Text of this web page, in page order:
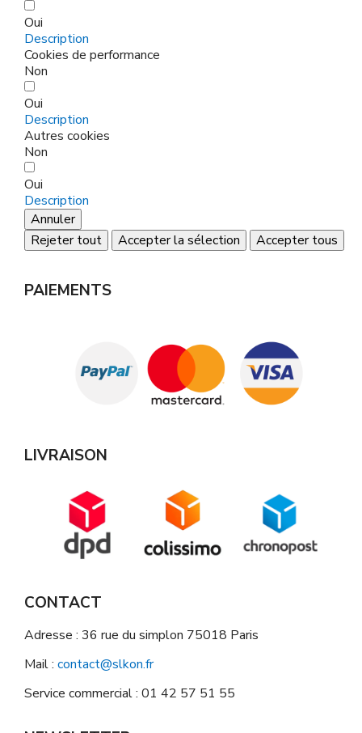
Oui
Description
Cookies de performance
Non
Oui
Description
Autres cookies
Non
Oui
Description
Annuler
Rejeter tout
Accepter la sélection Accepter tous
PAIEMENTS
LIVRAISON
CONTACT
Adresse : 36 rue du simplon 75018 Paris
Mail : contact@slkon.fr
Service commercial : 01 42 57 51 55